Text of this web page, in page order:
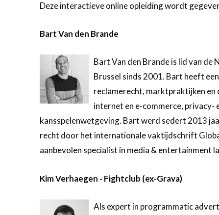
Deze interactieve online opleiding wordt
Bart Van den Brande
Bart Van den Brande is lid van de
Brussel sinds 2001. Bart heeft
reclamerecht, marktpraktijken en
internet en e-commerce, privacy-
kansspelenwetgeving. Bart werd sedert 2013
recht door het internationale vaktijdschrift
aanbevolen specialist in media & entertainment
Kim Verhaegen - Fightclub (ex-Grava)
Als expert in programmatic